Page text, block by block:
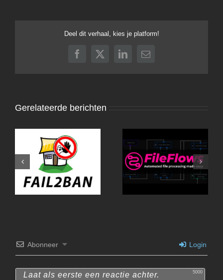
Deel dit verhaal, kies je platform!
Facebook
X LinkedIn
E-
Gerelateerde berichten
Fail2Ban-UI
Abonneer Login
5000